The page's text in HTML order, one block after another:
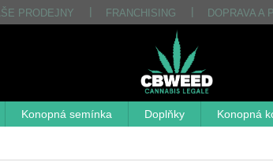
PRODEJNY FRANCHISING DOPRAVA A
Konopná semínka Doplňky Konopná